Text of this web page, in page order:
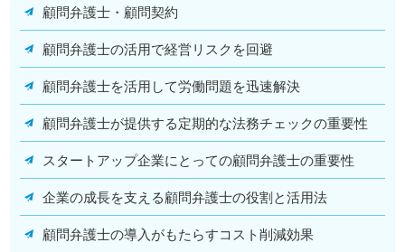
顧問弁護士・顧問契約
顧問弁護士の活用で経営リスクを回避
顧問弁護士を活用して労働問題を迅速解決
顧問弁護士が提供する定期的な法務チェックの重要性
スタートアップ企業にとっての顧問弁護士の重要性
企業の成長を支える顧問弁護士の役割と活用法
顧問弁護士の導入がもたらすコスト削減効果